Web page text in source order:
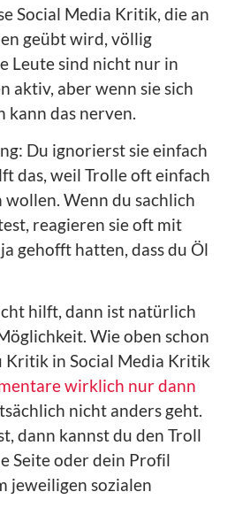
Social Media Kritik, die an
geübt wird, völlig
Leute sind nicht nur in
aktiv, aber wenn sie sich
kann das nerven.
Du ignorierst sie einfach
das, weil Trolle oft einfach
wollen. Wenn du sachlich
reagieren sie oft mit
gehofft hatten, dass du Öl
hilft, dann ist natürlich
Wie oben schon
Kritik in Social Media Kritik
wirklich nur dann
nicht anders geht.
dann kannst du den Troll
Seite oder dein Profil
jeweiligen sozialen